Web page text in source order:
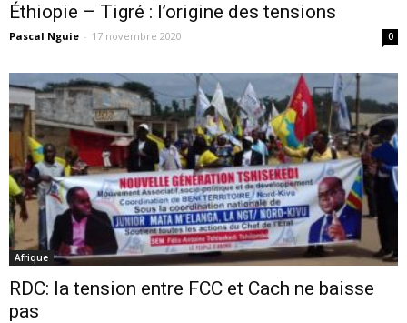
Éthiopie – Tigré : l’origine des tensions
Pascal Nguie - 17 novembre 2020 0
Afrique
RDC: la tension entre FCC et Cach ne baisse
pas